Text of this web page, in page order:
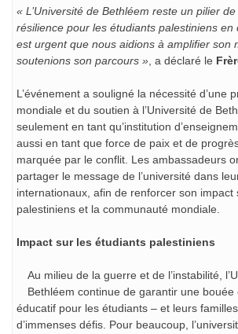
« L’Université de Bethléem reste un pilier
résilience pour les étudiants palestiniens en
est urgent que nous aidions à amplifier son
soutenions son parcours », a déclaré le
L’événement a souligné la nécessité d’une
mondiale et du soutien à l’Université de
seulement en tant qu’institution
aussi en tant que force de paix et de
marquée par le conflit. Les ambassadeurs
partager le message de l’université dans
internationaux, afin de renforcer son impact
palestiniens et la communauté mondiale.
Impact sur les étudiants palestiniens
Au milieu de la guerre et de l’instabilité,
Bethléem continue de garantir une bouée
éducatif pour les étudiants – et leurs
d’immenses défis. Pour beaucoup,